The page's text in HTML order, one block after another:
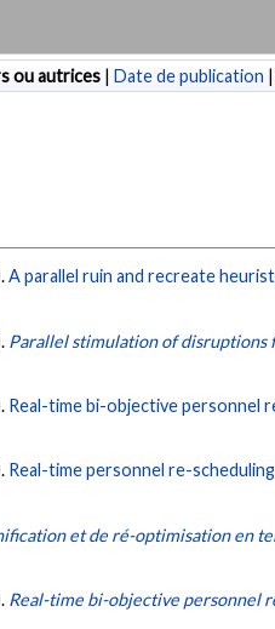
ou autrices | Date de publication |
A parallel ruin and recreate
Parallel stimulation of
Real-time bi-objective personnel
Real-time personnel re-
et de ré-optimisation en
Real-time bi-objective personnel